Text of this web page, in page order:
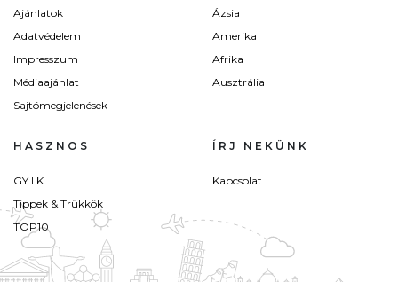
Ajánlatok
Adatvédelem
Impresszum
Médiaajánlat
Sajtómegjelenések
Ázsia
Amerika
Afrika
Ausztrália
HASZNOS
GY.I.K.
Tippek & Trükkök
TOP10
ÍRJ NEKÜNK
Kapcsolat